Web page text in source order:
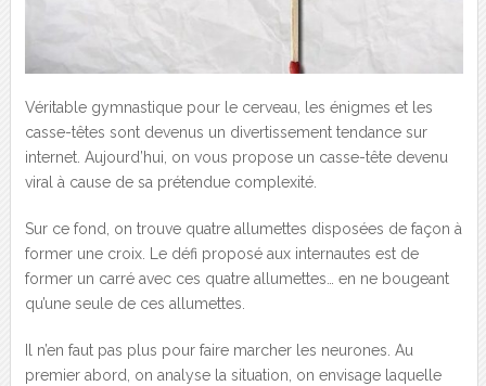
Véritable gymnastique pour le cerveau, les énigmes et les
casse-têtes sont devenus un divertissement tendance sur
internet. Aujourd’hui, on vous propose un casse-tête devenu
viral à cause de sa prétendue complexité.
Sur ce fond, on trouve quatre allumettes disposées de façon à
former une croix. Le défi proposé aux internautes est de
former un carré avec ces quatre allumettes… en ne bougeant
qu’une seule de ces allumettes.
Il n’en faut pas plus pour faire marcher les neurones. Au
premier abord, on analyse la situation, on envisage laquelle